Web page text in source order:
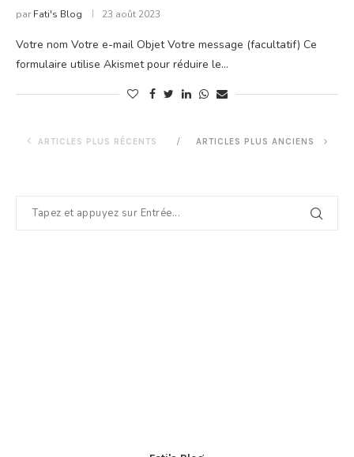
par Fati's Blog 23 août 2023
Votre nom Votre e-mail Objet Votre message (facultatif) Ce
formulaire utilise Akismet pour réduire le…
ARTICLES PLUS RÉCENTS ARTICLES PLUS ANCIENS